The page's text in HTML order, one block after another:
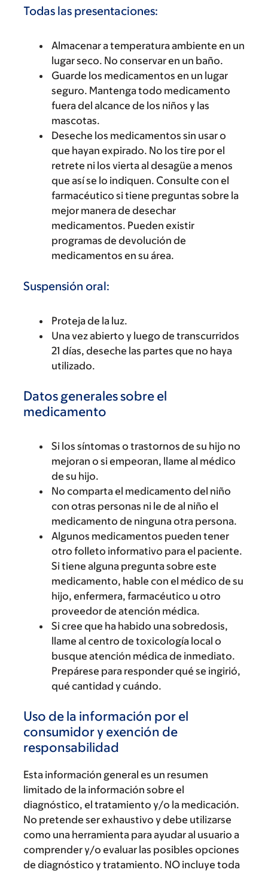
Todas las presentaciones:
Almacenar a temperatura ambiente en un
lugar seco. No conservar en un baño.
Guarde los medicamentos en un lugar
seguro. Mantenga todo medicamento
fuera del alcance de los niños y las
mascotas.
Deseche los medicamentos sin usar o
que hayan expirado. No los tire por el
retrete ni los vierta al desagüe a menos
que así se lo indiquen. Consulte con el
farmacéutico si tiene preguntas sobre la
mejor manera de desechar
medicamentos. Pueden existir
programas de devolución de
medicamentos en su área.
Suspensión oral:
Proteja de la luz.
Una vez abierto y luego de transcurridos
21 días, deseche las partes que no haya
utilizado.
Datos generales sobre el
medicamento
Si los síntomas o trastornos de su hijo no
mejoran o si empeoran, llame al médico
de su hijo.
No comparta el medicamento del niño
con otras personas ni le de al niño el
medicamento de ninguna otra persona.
Algunos medicamentos pueden tener
otro folleto informativo para el paciente.
Si tiene alguna pregunta sobre este
medicamento, hable con el médico de su
hijo, enfermera, farmacéutico u otro
proveedor de atención médica.
Si cree que ha habido una sobredosis,
llame al centro de toxicología local o
busque atención médica de inmediato.
Prepárese para responder qué se ingirió,
qué cantidad y cuándo.
Uso de la información por el
consumidor y exención de
responsabilidad
Esta información general es un resumen
limitado de la información sobre el
diagnóstico, el tratamiento y/o la medicación.
No pretende ser exhaustivo y debe utilizarse
como una herramienta para ayudar al usuario a
comprender y/o evaluar las posibles opciones
de diagnóstico y tratamiento. NO incluye toda